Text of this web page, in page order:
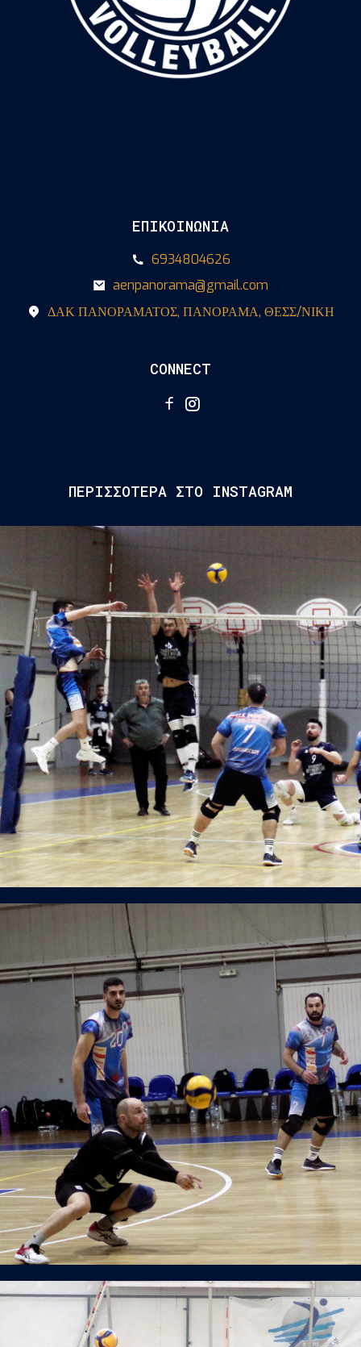
ΕΠΙΚΟΙΝΩΝΙΑ
6934804626
aenpanorama@gmail.com
ΔΑΚ ΠΑΝΟΡΑΜΑΤΟΣ, ΠΑΝΟΡΑΜΑ, ΘΕΣΣ/ΝΙΚΗ
CONNECT
ΠΕΡΙΣΣΟΤΕΡΑ ΣΤΟ INSTAGRAM